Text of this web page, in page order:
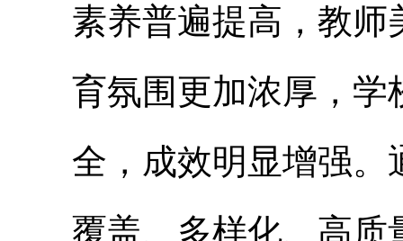
素养普遍提高，教师
育氛围更加浓厚，学
全，成效明显增强。
覆盖、多样化、高质